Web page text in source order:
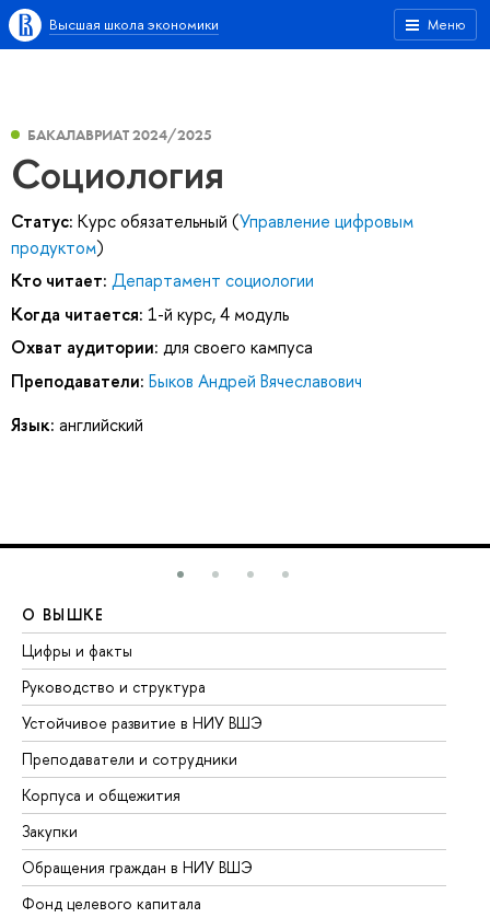
Меню
Высшая школа экономики
БАКАЛАВРИАТ 2024/2025
Социология
Статус: Курс обязательный (Управление цифровым
продуктом)
Кто читает: Департамент социологии
Когда читается: 1-й курс, 4 модуль
Охват аудитории: для своего кампуса
Преподаватели: Быков Андрей Вячеславович
Язык: английский
О ВЫШКЕ
Цифры и факты
Руководство и структура
Устойчивое развитие в НИУ ВШЭ
Преподаватели и сотрудники
Корпуса и общежития
Закупки
Обращения граждан в НИУ ВШЭ
Фонд целевого капитала